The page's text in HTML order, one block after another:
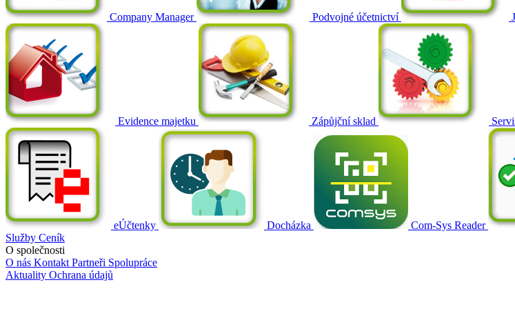
Company Manager Podvojné účetnictví
Evidence majetku Zápůjční sklad
eÚčtenky Docházka Com-Sys Reader
Služby Ceník
O společnosti
O nás Kontakt Partneři Spolupráce
Aktuality Ochrana údajů